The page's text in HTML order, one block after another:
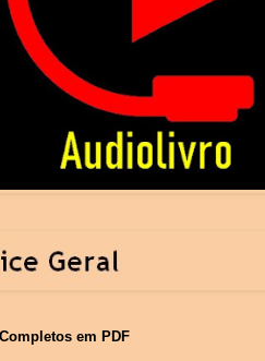
em PDF